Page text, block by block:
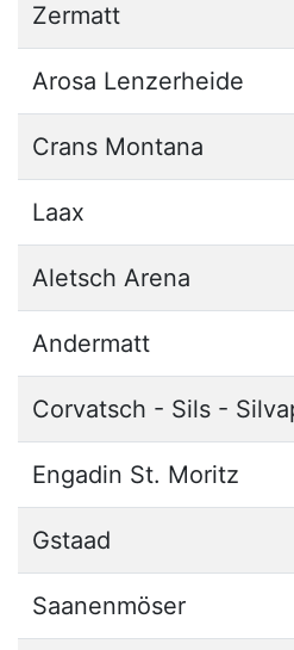
Zermatt
Arosa Lenzerheide
Crans Montana
Laax
Aletsch Arena
Andermatt
Corvatsch - Sils -
Engadin St. Moritz
Gstaad
Saanenmöser